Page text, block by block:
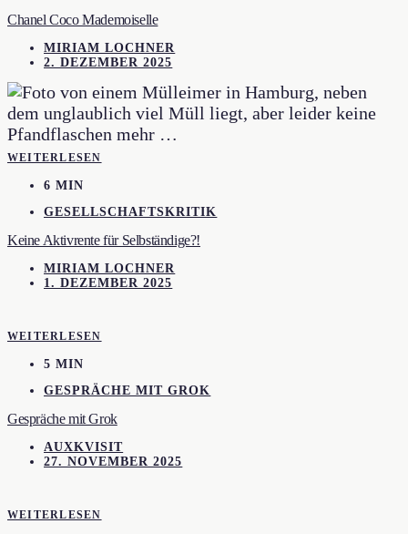
Chanel Coco Mademoiselle
MIRIAM LOCHNER
2. DEZEMBER 2025
WEITERLESEN
6 MIN
GESELLSCHAFTSKRITIK
Keine Aktivrente für Selbständige?!
MIRIAM LOCHNER
1. DEZEMBER 2025
WEITERLESEN
5 MIN
GESPRÄCHE MIT GROK
Gespräche mit Grok
AUXKVISIT
27. NOVEMBER 2025
WEITERLESEN